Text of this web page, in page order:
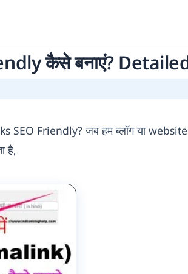
कैसे बनाएं?
SEO Friendly? जब हम ब्लॉग या
है,